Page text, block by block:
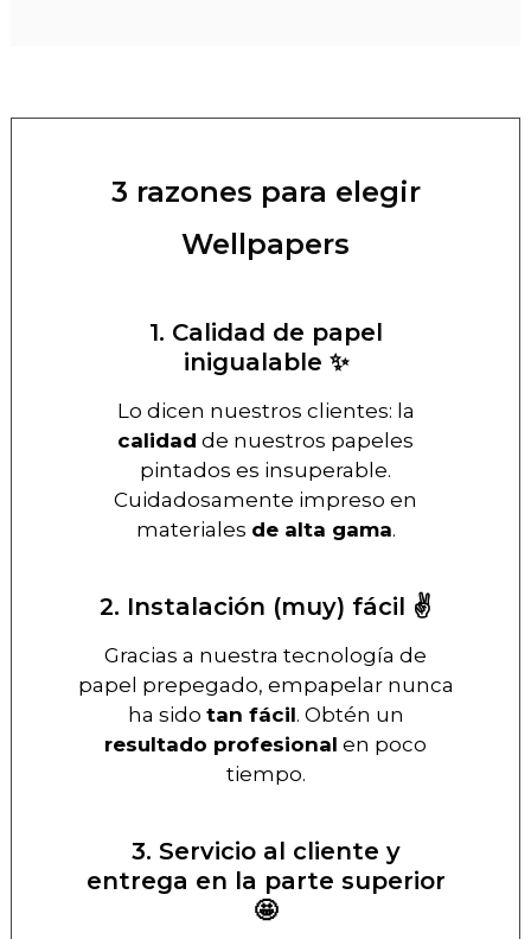
3 razones para elegir
Wellpapers
1. Calidad de papel
inigualable ✨
Lo dicen nuestros clientes: la
calidad de nuestros papeles
pintados es insuperable.
Cuidadosamente impreso en
materiales de alta gama.
2. Instalación (muy) fácil ✌️
Gracias a nuestra tecnología de
papel prepegado, empapelar nunca
ha sido tan fácil. Obtén un
resultado profesional en poco
tiempo.
3. Servicio al cliente y
entrega en la parte superior
🤩